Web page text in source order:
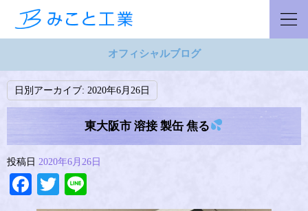
オフィシャルブログ
日別アーカイブ: 2020年6月26日
東大阪市 溶接 製缶 焦る
投稿日 2020年6月26日
Facebook
Twitter